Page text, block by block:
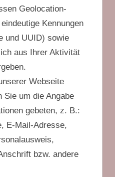
Geolocation-
Kennungen
und UUID) sowie
aus Ihrer Aktivität
Webseite
Sie um die Angabe
gebeten, z. B.:
E-Mail-Adresse,
bzw. andere